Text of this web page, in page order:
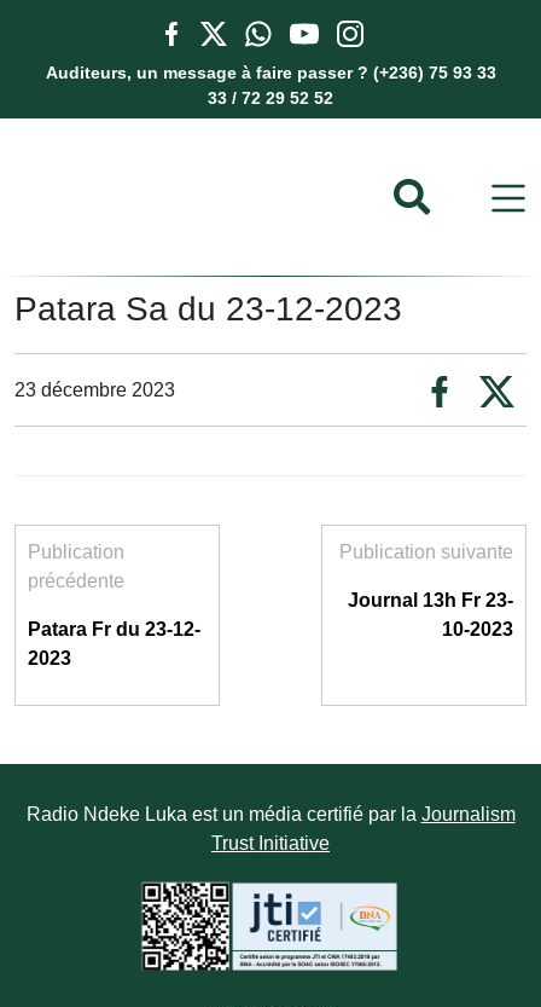
Auditeurs, un message à faire passer ? (+236) 75 93 33
33 / 72 29 52 52
Patara Sa du 23-12-2023
23 décembre 2023
Publication
précédente
Patara Fr du 23-12-
2023
Publication suivante
Journal 13h Fr 23-
10-2023
Radio Ndeke Luka est un média certifié par la Journalism
Trust Initiative